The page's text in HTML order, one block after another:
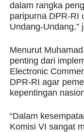
dalam rangka
paripurna DPR-RI
Undang-Undang,”
Menurut
penting dari
Electronic
DPR-RI agar
kepentingan
“Dalam
Komisi VI sangat